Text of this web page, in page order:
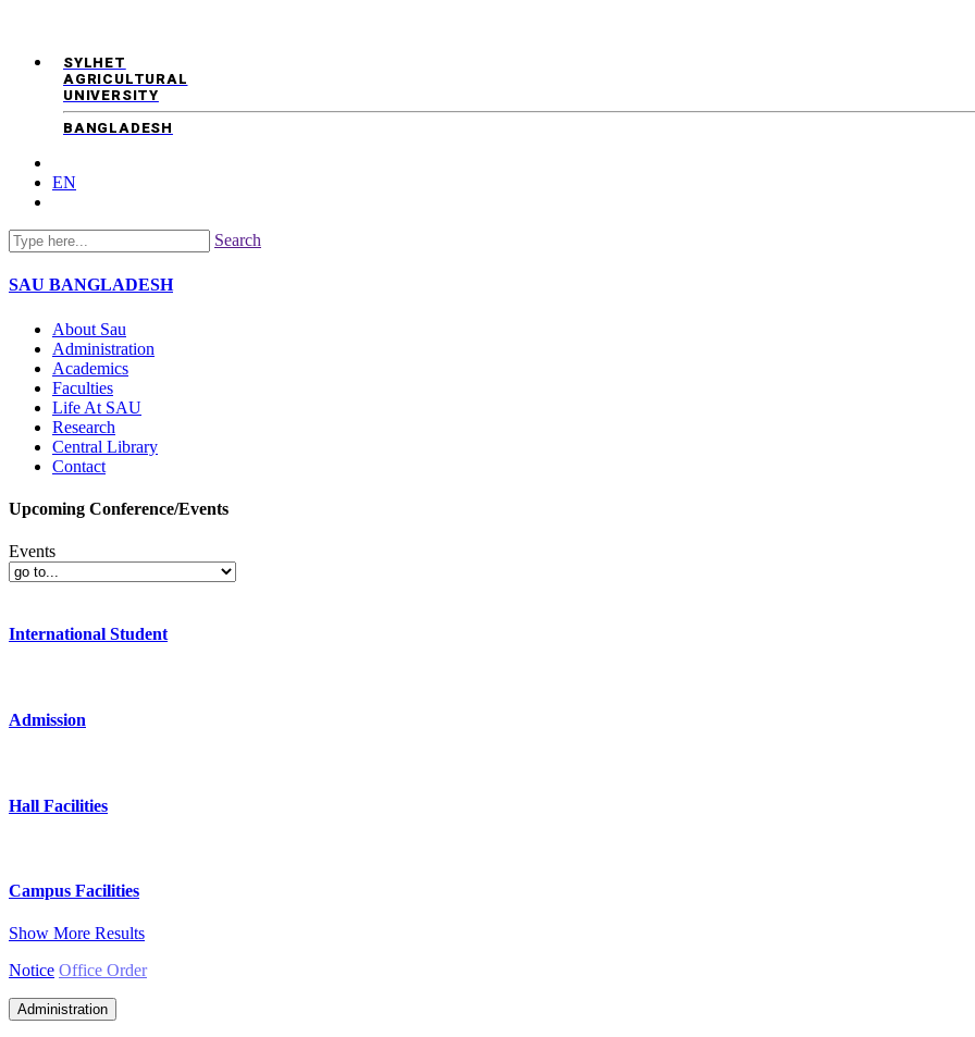
SYLHET
AGRICULTURAL
UNIVERSITY
BANGLADESH
EN
Search
SAU BANGLADESH
About Sau
Administration
Academics
Faculties
Life At SAU
Research
Central Library
Contact
Upcoming Conference/Events
Events
International Student
Admission
Hall Facilities
Campus Facilities
Show More Results
Notice Office Order
Administration